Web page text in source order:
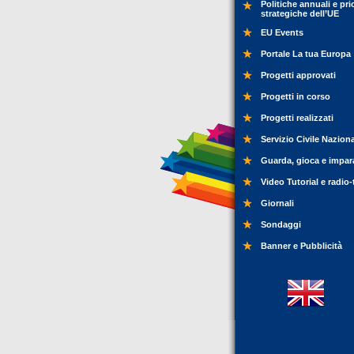
Politiche annuali e
strategiche dell’UE
EU Events
Portale La tua Europa
Progetti approvati
Progetti in corso
Progetti realizzati
Servizio Civile
Guarda, gioca e
Video Tutorial e
Giornali
Sondaggi
Banner e Pubblicità